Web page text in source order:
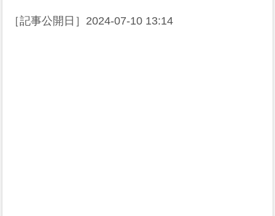
［記事公開日］ 2024-07-10 13:14